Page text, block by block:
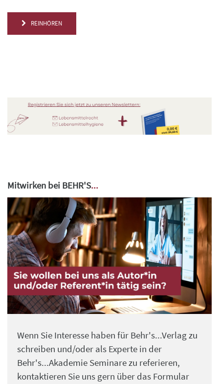
REINHÖREN
Mitwirken bei BEHR'S...
Wenn Sie Interesse haben für Behr's...Verlag zu
schreiben und/oder als Experte in der
Behr's...Akademie Seminare zu referieren,
kontaktieren Sie uns gern über das Formular